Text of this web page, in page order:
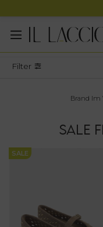
Filter
Brand Im
SALE
SALE